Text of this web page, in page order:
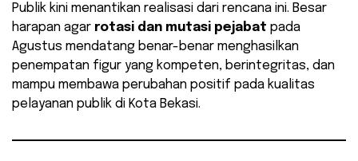
Publik kini menantikan realisasi dari rencana ini. Besar
harapan agar rotasi dan mutasi pejabat pada
Agustus mendatang benar-benar menghasilkan
penempatan figur yang kompeten, berintegritas, dan
mampu membawa perubahan positif pada kualitas
pelayanan publik di Kota Bekasi.